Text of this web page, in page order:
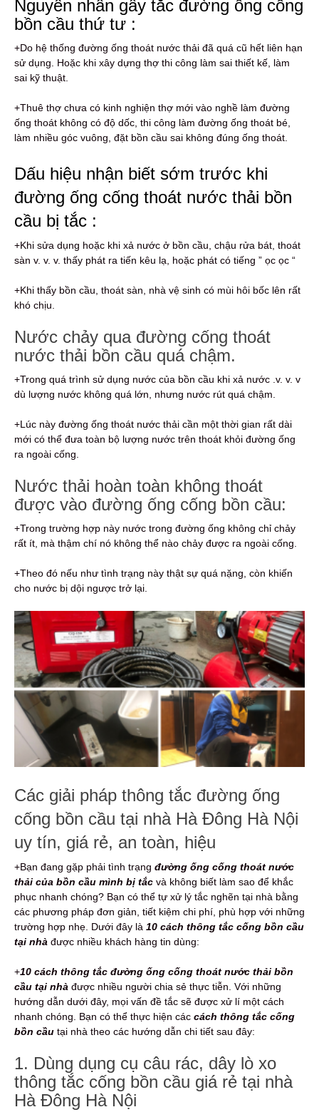
Nguyên nhân gây tắc đường ống cống
bồn cầu thứ tư :
+Do hệ thống đường ống thoát nước thải đã quá cũ hết liên hạn
sử dụng. Hoặc khi xây dựng thợ thi công làm sai thiết kế, làm
sai kỹ thuật.
+Thuê thợ chưa có kinh nghiện thợ mới vào nghề làm đường
ống thoát không có độ dốc, thi công làm đường ống thoát bé,
làm nhiều góc vuông, đặt bồn cầu sai không đúng ống thoát.
Dấu hiệu nhận biết sớm trước khi
đường ống cống thoát nước thải bồn
cầu bị tắc :
+Khi sửa dụng hoặc khi xả nước ở bồn cầu, chậu rửa bát, thoát
sàn v. v. v. thấy phát ra tiến kêu lạ, hoặc phát có tiếng ” ọc ọc “
+Khi thấy bồn cầu, thoát sàn, nhà vệ sinh có mùi hôi bốc lên rất
khó chịu.
Nước chảy qua đường cống thoát
nước thải bồn cầu quá chậm.
+Trong quá trình sử dụng nước của bồn cầu khi xả nước .v. v. v
dù lượng nước không quá lớn, nhưng nước rút quá chậm.
+Lúc này đường ống thoát nước thải cần một thời gian rất dài
mới có thể đưa toàn bộ lượng nước trên thoát khỏi đường ống
ra ngoài cống.
Nước thải hoàn toàn không thoát
được vào đường ống cống bồn cầu:
+Trong trường hợp này nước trong đường ống không chỉ chảy
rất ít, mà thậm chí nó không thể nào chảy được ra ngoài cống.
+Theo đó nếu như tình trạng này thật sự quá nặng, còn khiến
cho nước bị dội ngược trở lại.
Các giải pháp thông tắc đường ống
cống bồn cầu tại nhà Hà Đông Hà Nội
uy tín, giá rẻ, an toàn, hiệu
+Bạn đang gặp phải tình trạng đường ống cống thoát nước
thải của bồn cầu mình bị tắc và không biết làm sao để khắc
phục nhanh chóng? Bạn có thể tự xử lý tắc nghẽn tại nhà bằng
các phương pháp đơn giản, tiết kiệm chi phí, phù hợp với những
trường hợp nhẹ. Dưới đây là 10 cách thông tắc cống bồn cầu
tại nhà được nhiều khách hàng tin dùng:
+10 cách thông tắc đường ống cống thoát nước thải bồn
cầu tại nhà được nhiều người chia sẻ thực tiễn. Với những
hướng dẫn dưới đây, mọi vấn đề tắc sẽ được xử lí một cách
nhanh chóng. Bạn có thể thực hiện các cách thông tắc cống
bồn cầu tại nhà theo các hướng dẫn chi tiết sau đây:
1. Dùng dụng cụ câu rác, dây lò xo
thông tắc cống bồn cầu giá rẻ tại nhà
Hà Đông Hà Nội